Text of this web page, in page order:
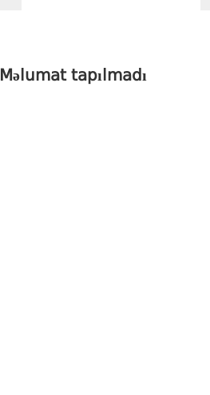
Məlumat tapılmadı